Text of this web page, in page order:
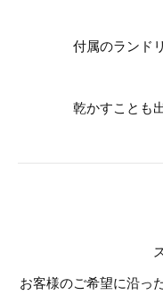
付属のランド
乾かすことも
お客様のご希望に沿っ